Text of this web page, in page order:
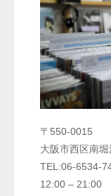
〒550-0015
大阪市西区南
TEL:06-6534-
12:00 – 21:00